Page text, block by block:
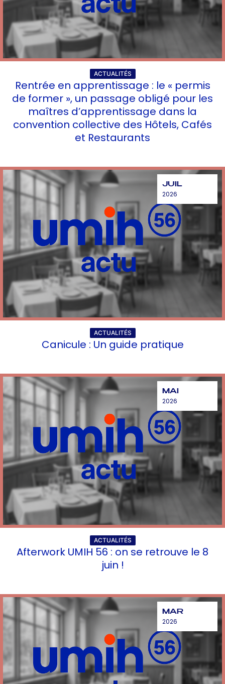
ACTUALITÉS
Rentrée en apprentissage : le « permis
de former », un passage obligé pour les
maîtres d’apprentissage dans la
convention collective des Hôtels, Cafés
et Restaurants
JUIL
2026
ACTUALITÉS
Canicule : Un guide pratique
MAI
2026
ACTUALITÉS
Afterwork UMIH 56 : on se retrouve le 8
juin !
MAR
2026